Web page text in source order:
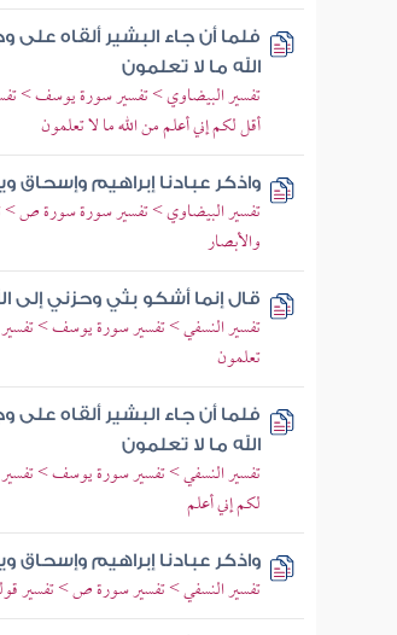
فلما أن جاء البشير ألقاه
الله ما لا تعلمون
تفسير البيضاوي > تفسير سورة يوسف > تفسير
أقل لكم إني أعلم من الله ما لا تعلمون
واذكر عبادنا إبراهيم وإسحاق
تفسير البيضاوي > تفسير سورة سورة ص >
والأبصار
قال إنما أشكو بثي وحزني إلى
تفسير النسفي > تفسير سورة يوسف > تفسير
تعلمون
فلما أن جاء البشير ألقاه
الله ما لا تعلمون
تفسير النسفي > تفسير سورة يوسف > تفسير
لكم إني أعلم
واذكر عبادنا إبراهيم وإسحاق
تفسير النسفي > تفسير سورة ص > تفسير